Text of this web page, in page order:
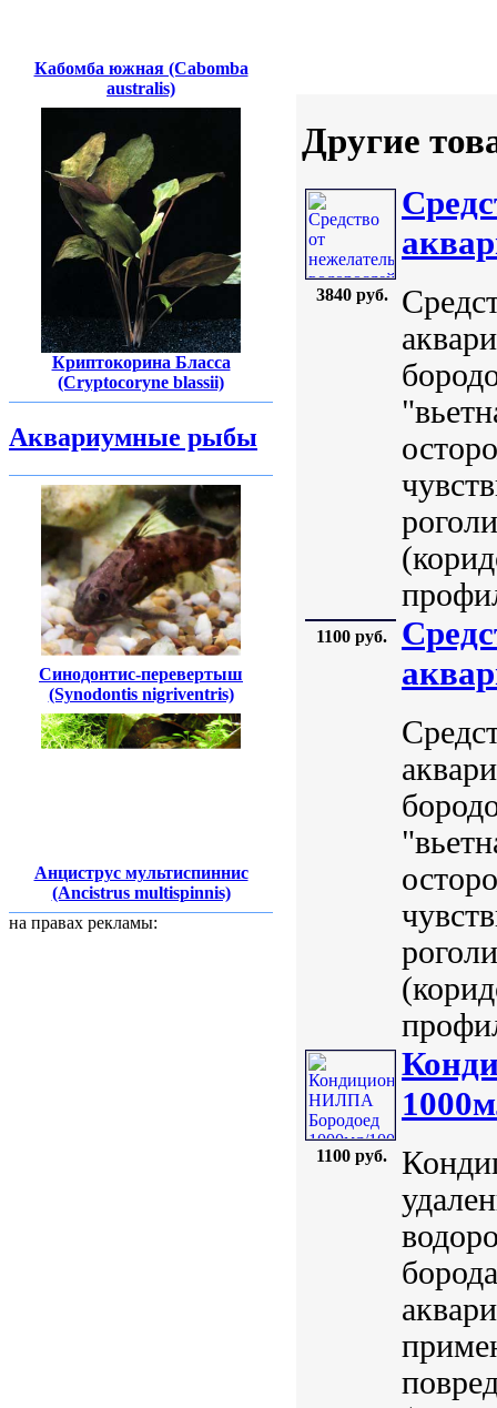
Кабомба южная (Cabomba
australis)
Криптокорина Бласса
(Cryptocoryne blassii)
Аквариумные рыбы
Синодонтис-перевертыш
(Synodontis nigriventris)
Анциструс мультиспиннис
(Ancistrus multispinnis)
на правах рекламы:
Другие
3840 руб.
1100 руб.
1100 руб.